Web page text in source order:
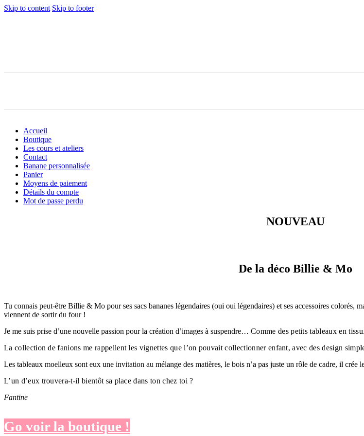
Skip to content Skip to footer
Accueil
Boutique
Les cours et ateliers
Contact
Banane personnalisée
Panier
Moyens de paiement
Détails du compte
Mot de passe perdu
NOUVEAU
De la déco Billie & Mo
Tu connais peut-être Billie & Mo pour ses sacs bananes légendaires (oui oui légendaires) et ses accessoires colorés,
viennent de sortir du four !
Je me suis prise d’une nouvelle passion pour la création d’images à suspendre… Comme des petits tableaux en tissu.
La collection de fanions me rappellent les vignettes que l’on pouvait collectionner enfant, avec des design
Les tableaux moelleux sont eux une invitation au mélange des matières, le bois n’a pas juste un rôle de cadre, il crée
L’un d’eux trouvera-t-il bientôt sa place dans ton chez toi ?
Fantine
Go voir la boutique !